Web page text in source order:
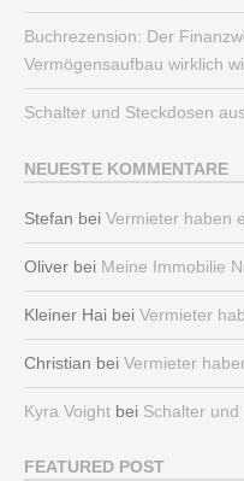
Buchrezension: Der
Vermögensaufbau wirklich
Schalter und Steckdosen
NEUESTE KOMMENTARE
Stefan bei Vermieter haben
Oliver bei Meine Immobilie
Kleiner Hai bei Vermieter
Christian bei Vermieter
Kyra Voight bei Schalter
FEATURED POST